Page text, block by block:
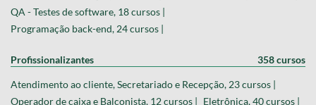
QA - Testes de software, 18 cursos |
Programação back-end, 24 cursos |
Profissionalizantes 358 cursos
Atendimento ao cliente, Secretariado e Recepção, 23 cursos |
Operador de caixa e Balconista, 12 cursos | Eletrônica, 40 cursos |